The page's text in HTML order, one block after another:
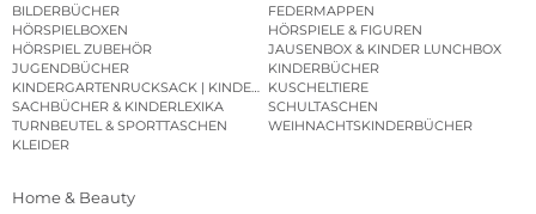
BILDERBÜCHER
FEDERMAPPEN
HÖRSPIELBOXEN
HÖRSPIELE & FIGUREN
HÖRSPIEL ZUBEHÖR
JAUSENBOX & KINDER LUNCHBOX
JUGENDBÜCHER
KINDERBÜCHER
KINDERGARTENRUCKSACK | KINDERGARTENBEUTEL
KUSCHELTIERE
SACHBÜCHER & KINDERLEXIKA
SCHULTASCHEN
TURNBEUTEL & SPORTTASCHEN
WEIHNACHTSKINDERBÜCHER
KLEIDER
Home & Beauty